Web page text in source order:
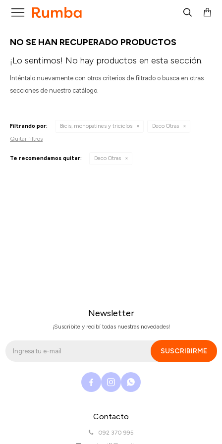

NO SE HAN RECUPERADO PRODUCTOS
¡Lo sentimos! No hay productos en esta sección.
Inténtalo nuevamente con otros criterios de filtrado o busca en otras
secciones de nuestro catálogo.
Filtrando por: Bicis, monopatines y triciclos Deco Otras
Quitar filtros
Te recomendamos quitar: Deco Otras
Contacto
092 370 995
Newsletter
¡Suscribite y recibí todas nuestras novedades!
SUSCRIBIRME
  